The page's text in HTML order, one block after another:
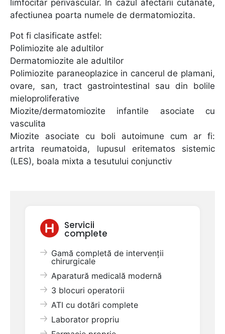
limfocitar perivascular. In cazul afectarii cutanate,
afectiunea poarta numele de dermatomiozita.
Pot fi clasificate astfel:
Polimiozite ale adultilor
Dermatomiozite ale adultilor
Polimiozite paraneoplazice in cancerul de plamani,
ovare, san, tract gastrointestinal sau din bolile
mieloproliferative
Miozite/dermatomiozite infantile asociate cu
vasculita
Miozite asociate cu boli autoimune cum ar fi:
artrita reumatoida, lupusul eritematos sistemic
(LES), boala mixta a tesutului conjunctiv
Servicii
complete
Gamă completă de intervenții
chirurgicale
Aparatură medicală modernă
3 blocuri operatorii
ATI cu dotări complete
Laborator propriu